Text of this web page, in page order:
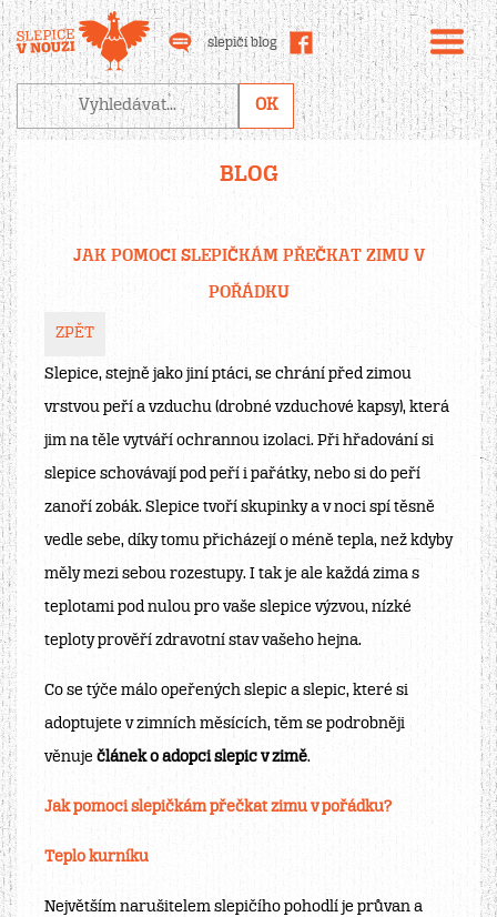
slepičí blog
BLOG
JAK POMOCI SLEPIČKÁM PŘEČKAT ZIMU V
POŘÁDKU
ZPĚT
Slepice, stejně jako jiní ptáci, se chrání před zimou
vrstvou peří a vzduchu (drobné vzduchové kapsy), která
jim na těle vytváří ochrannou izolaci. Při hřadování si
slepice schovávají pod peří i pařátky, nebo si do peří
zanoří zobák. Slepice tvoří skupinky a v noci spí těsně
vedle sebe, díky tomu přicházejí o méně tepla, než kdyby
měly mezi sebou rozestupy. I tak je ale každá zima s
teplotami pod nulou pro vaše slepice výzvou, nízké
teploty prověří zdravotní stav vašeho hejna.
Co se týče málo opeřených slepic a slepic, které si
adoptujete v zimních měsících, těm se podrobněji
věnuje článek o adopci slepic v zimě.
Jak pomoci slepičkám přečkat zimu v pořádku?
Teplo kurníku
Největším narušitelem slepičího pohodlí je průvan a